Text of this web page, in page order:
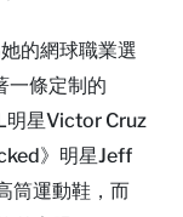
的網球職業選
一條定制的
明星Victor Cruz
》明星Jeff
筒運動鞋，而